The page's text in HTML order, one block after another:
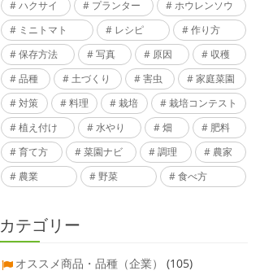
ハクサイ
プランター
ホウレンソウ
ミニトマト
レシピ
作り方
保存方法
写真 原因
収穫
品種
土づくり 害虫
家庭菜園
対策
料理 栽培
栽培コンテスト
植え付け
水やり 畑
肥料
育て方
菜園ナビ 調理
農家
農業
野菜 食べ方
カテゴリー
オススメ商品・品種（企業）
(105)